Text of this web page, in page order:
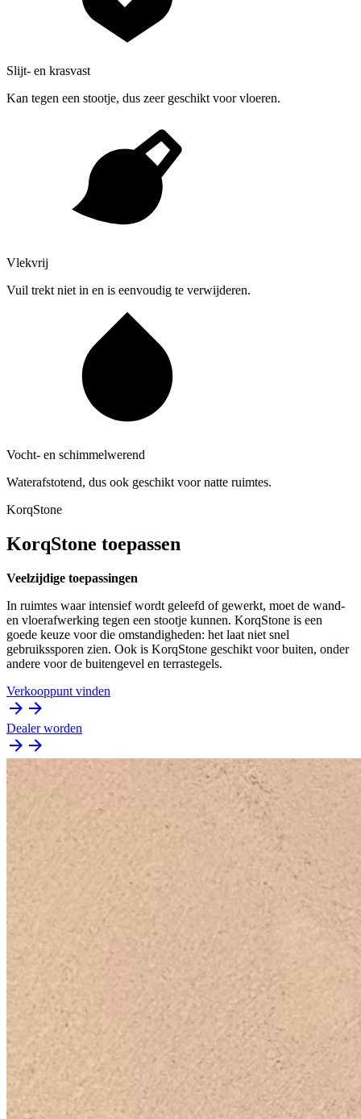
Slijt- en krasvast
Kan tegen een stootje, dus zeer geschikt voor vloeren.
Vlekvrij
Vuil trekt niet in en is eenvoudig te verwijderen.
Vocht- en schimmelwerend
Waterafstotend, dus ook geschikt voor natte ruimtes.
KorqStone
KorqStone toepassen
Veelzijdige toepassingen
In ruimtes waar intensief wordt geleefd of gewerkt, moet de wand-
en vloerafwerking tegen een stootje kunnen. KorqStone is een
goede keuze voor die omstandigheden: het laat niet snel
gebruikssporen zien. Ook is KorqStone geschikt voor buiten, onder
andere voor de buitengevel en terrastegels.
Verkooppunt vinden
Dealer worden